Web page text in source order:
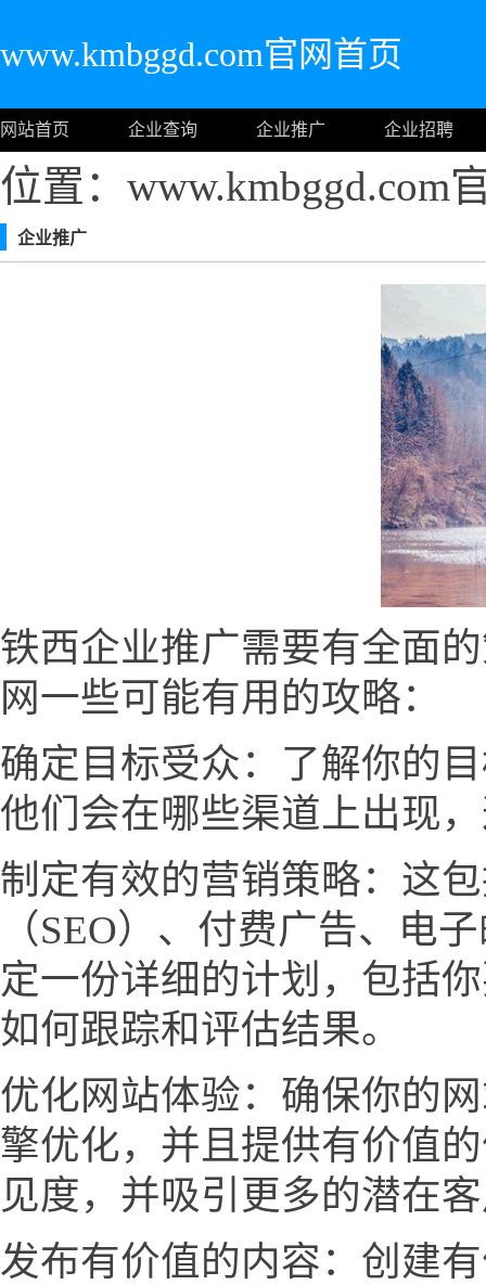
www.kmbggd.com官网首页
网站首页 企业查询 企业推广 企业招聘
位置：www.kmbggd.com
企业推广
铁西企业推广需要有全面
网一些可能有用的攻略：
确定目标受众：了解你的
他们会在哪些渠道上出现
制定有效的营销策略：这
（SEO）、付费广告、电
定一份详细的计划，包括
如何跟踪和评估结果。
优化网站体验：确保你的
擎优化，并且提供有价值
见度，并吸引更多的潜在
发布有价值的内容：创建